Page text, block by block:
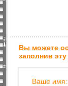
Вы можете
заполнив
Ваше имя: